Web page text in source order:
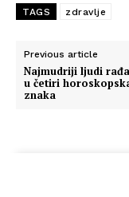
TAGS zdravlje
Previous article
Najmudriji ljudi
u četiri
znaka